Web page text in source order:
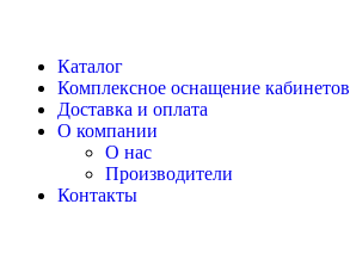
Каталог
Комплексное оснащение кабинетов
Доставка и оплата
О компании
О нас
Производители
Контакты